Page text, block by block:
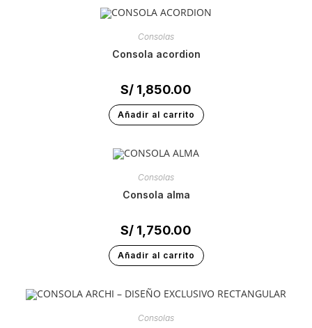
Consolas
consola acordion
S/ 1,850.00
Añadir al carrito
Consolas
consola alma
S/ 1,750.00
Añadir al carrito
Consolas